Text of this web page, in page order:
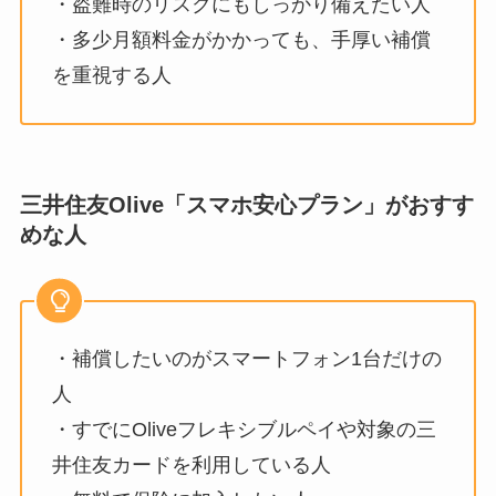
・多少月額料金がかかっても、手厚い補償
を重視する人
三井住友Olive「スマホ安心プラン」がおすす
めな人
・補償したいのがスマートフォン1台だけの
人
・すでにOliveフレキシブルペイや対象の三
井住友カードを利用している人